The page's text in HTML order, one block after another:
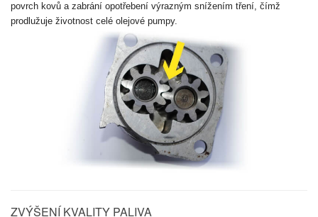
povrch kovů a zabrání opotřebení výrazným snížením tření, čímž
prodlužuje životnost celé olejové pumpy.
ZVÝŠENÍ KVALITY PALIVA